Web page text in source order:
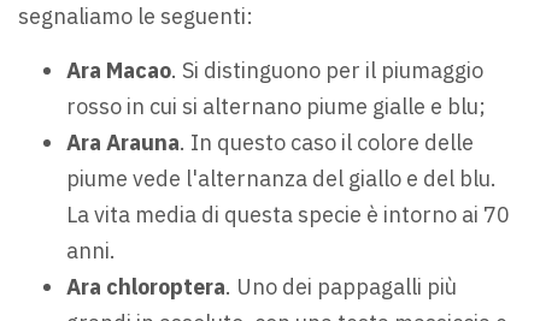
segnaliamo le seguenti:
Ara Macao. Si distinguono per il piumaggio
rosso in cui si alternano piume gialle e blu;
Ara Arauna. In questo caso il colore delle
piume vede l'alternanza del giallo e del blu.
La vita media di questa specie è intorno ai 70
anni.
Ara chloroptera. Uno dei pappagalli più